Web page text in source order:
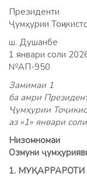
Президенти
Ҷумҳурии
ш. Душанбе
1 январи соли
№АП-950
Замимаи 1
ба амри
Ҷумҳурии
аз «1» январи
Низомномаи
Озмуни
1.